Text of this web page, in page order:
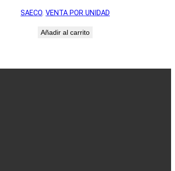
SAECO, VENTA POR UNIDAD
Añadir al carrito